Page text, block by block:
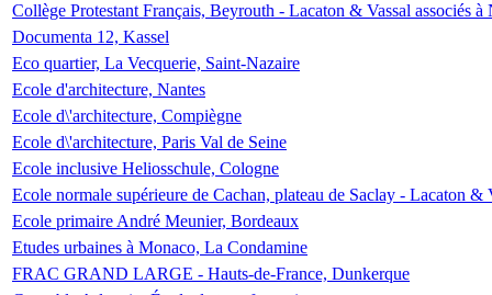
Collège Protestant Français, Beyrouth - Lacaton & Vassal associés
Documenta 12, Kassel
Eco quartier, La Vecquerie, Saint-Nazaire
Ecole d'architecture, Nantes
Ecole d\'architecture, Compiègne
Ecole d\'architecture, Paris Val de Seine
Ecole inclusive Heliosschule, Cologne
Ecole normale supérieure de Cachan, plateau de Saclay - Lacaton &
Ecole primaire André Meunier, Bordeaux
Etudes urbaines à Monaco, La Condamine
FRAC GRAND LARGE - Hauts-de-France, Dunkerque